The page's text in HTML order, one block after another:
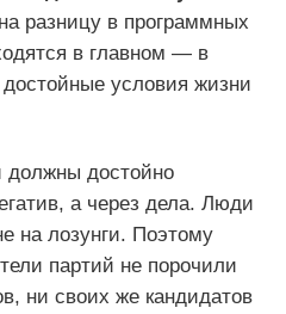
разницу в программных
в главном — в
условия жизни
достойно
а через дела. Люди
на лозунги. Поэтому
партий не порочили
ни своих же кандидатов